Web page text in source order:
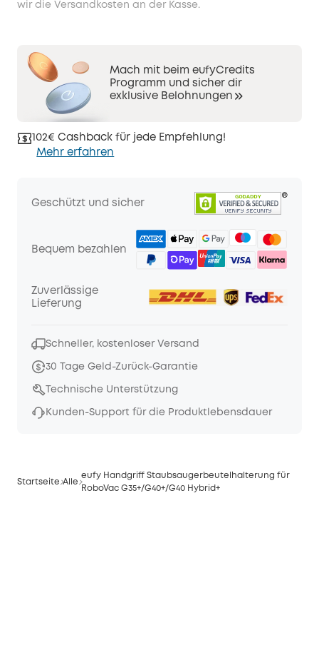
wir die Versandkosten an der Kasse.
Mach mit beim eufyCredits
Programm und sicher dir
exklusive Belohnungen
102€ Cashback für jede Empfehlung!
Mehr erfahren
Geschützt und sicher
Bequem bezahlen
Zuverlässige
Lieferung
Schneller, kostenloser Versand
30 Tage Geld-Zurück-Garantie
Technische Unterstützung
Kunden-Support für die Produktlebensdauer
Startseite Alle
eufy Handgriff Staubsaugerbeutelhalterung für
RoboVac G35+/G40+/G40 Hybrid+